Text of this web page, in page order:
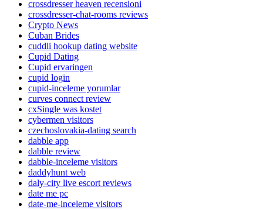
crossdresser heaven recensioni
crossdresser-chat-rooms reviews
Crypto News
Cuban Brides
cuddli hookup dating website
Cupid Dating
Cupid ervaringen
cupid login
cupid-inceleme yorumlar
curves connect review
cxSingle was kostet
cybermen visitors
czechoslovakia-dating search
dabble app
dabble review
dabble-inceleme visitors
daddyhunt web
daly-city live escort reviews
date me pc
date-me-inceleme visitors